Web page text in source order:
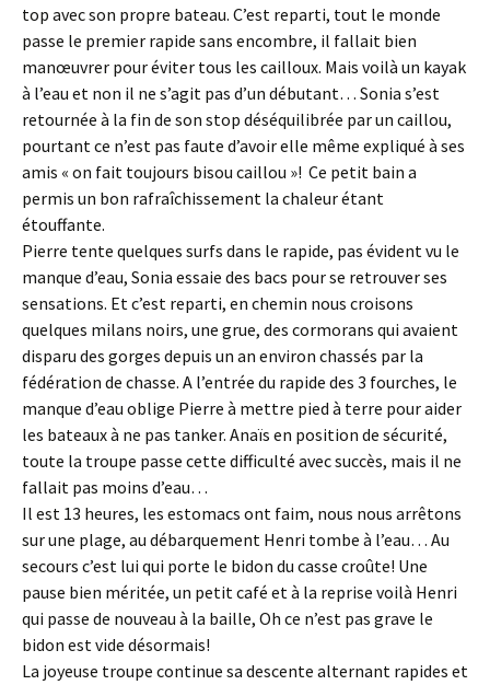
top avec son propre bateau. C’est reparti, tout le monde
passe le premier rapide sans encombre, il fallait bien
manœuvrer pour éviter tous les cailloux. Mais voilà un kayak
à l’eau et non il ne s’agit pas d’un débutant… Sonia s’est
retournée à la fin de son stop déséquilibrée par un caillou,
pourtant ce n’est pas faute d’avoir elle même expliqué à ses
amis « on fait toujours bisou caillou »! Ce petit bain a
permis un bon rafraîchissement la chaleur étant
étouffante.
Pierre tente quelques surfs dans le rapide, pas évident vu le
manque d’eau, Sonia essaie des bacs pour se retrouver ses
sensations. Et c’est reparti, en chemin nous croisons
quelques milans noirs, une grue, des cormorans qui avaient
disparu des gorges depuis un an environ chassés par la
fédération de chasse. A l’entrée du rapide des 3 fourches, le
manque d’eau oblige Pierre à mettre pied à terre pour aider
les bateaux à ne pas tanker. Anaïs en position de sécurité,
toute la troupe passe cette difficulté avec succès, mais il ne
fallait pas moins d’eau…
Il est 13 heures, les estomacs ont faim, nous nous arrêtons
sur une plage, au débarquement Henri tombe à l’eau… Au
secours c’est lui qui porte le bidon du casse croûte! Une
pause bien méritée, un petit café et à la reprise voilà Henri
qui passe de nouveau à la baille, Oh ce n’est pas grave le
bidon est vide désormais!
La joyeuse troupe continue sa descente alternant rapides et